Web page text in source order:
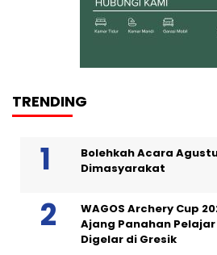
TRENDING
Bolehkah Acara
Dimasyarakat
WAGOS Archery Cup
Ajang Panahan
Digelar di Gresik